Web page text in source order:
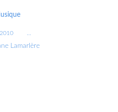
Lamarlère